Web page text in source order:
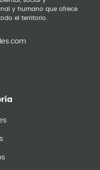
y humano que ofrece
el territorio.